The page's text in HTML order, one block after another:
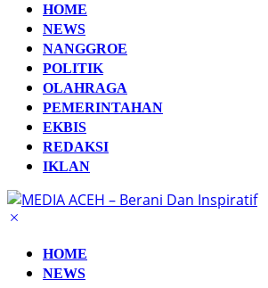
HOME
NEWS
NANGGROE
POLITIK
OLAHRAGA
PEMERINTAHAN
EKBIS
REDAKSI
IKLAN
HOME
NEWS